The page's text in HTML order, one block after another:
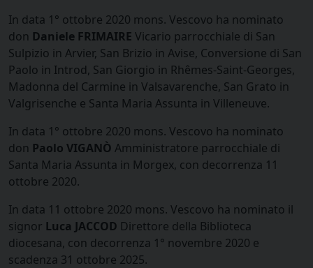
In data 1° ottobre 2020 mons. Vescovo ha nominato
don Daniele FRIMAIRE Vicario parrocchiale di San
Sulpizio in Arvier, San Brizio in Avise, Conversione di San
Paolo in Introd, San Giorgio in Rhêmes-Saint-Georges,
Madonna del Carmine in Valsavarenche, San Grato in
Valgrisenche e Santa Maria Assunta in Villeneuve.
In data 1° ottobre 2020 mons. Vescovo ha nominato
don Paolo VIGANÒ Amministratore parrocchiale di
Santa Maria Assunta in Morgex, con decorrenza 11
ottobre 2020.
In data 11 ottobre 2020 mons. Vescovo ha nominato il
signor Luca JACCOD Direttore della Biblioteca
diocesana, con decorrenza 1° novembre 2020 e
scadenza 31 ottobre 2025.